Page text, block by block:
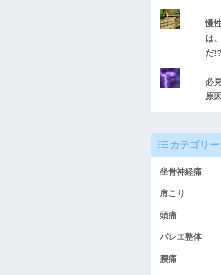
慢
は
だ!?
必
原
カテゴリー
坐骨神経痛
肩こり
頭痛
バレエ整体
腰痛